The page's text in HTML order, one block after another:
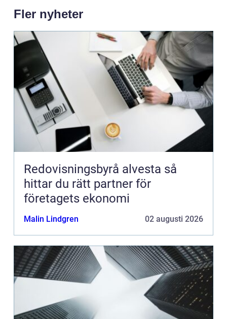
Fler nyheter
Redovisningsbyrå alvesta så
hittar du rätt partner för
företagets ekonomi
Malin Lindgren 02 augusti 2026